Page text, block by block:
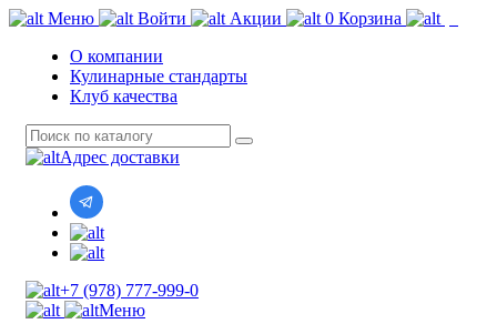
Меню Войти Акции 0 Корзина
О компании
Кулинарные стандарты
Клуб качества
Адрес доставки
+7 (978) 777-999-0
Меню